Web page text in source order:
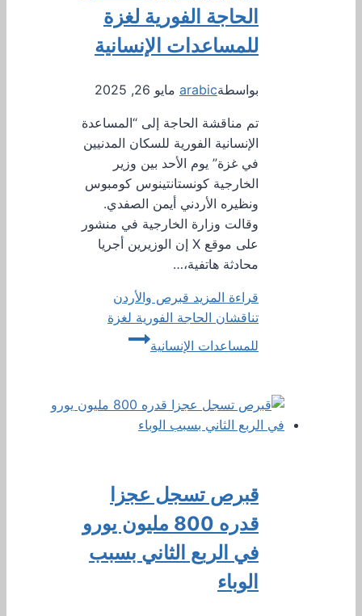
الحاجة الفورية لغزة
للمساعدات الإنسانية
بواسطةarabic مايو 26, 2025
تم مناقشة الحاجة إلى “المساعدة
الإنسانية الفورية للسكان المدنيين
في غزة” يوم الأحد بين وزير
الخارجية كونستانتينوس كومبوس
ونظيره الأردني أيمن الصفدي.
وقالت وزارة الخارجية في منشور
على موقع X إن الوزيرين أجريا
محادثة هاتفية،…
قراءة المزيد قبرص والأردن
تناقشان الحاجة الفورية لغزة
للمساعدات الإنسانية
قبرص تسجل عجزا
قدره 800 مليون يورو
في الربع الثاني بسبب
الوباء